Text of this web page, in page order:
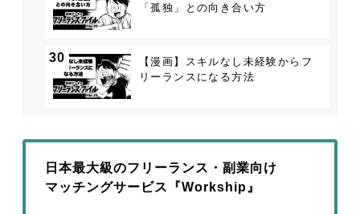
「孤独」との向き合い方
30
【漫画】スキルなし未経験からフ
リーランスになる方法
日本最大級のフリーランス・副業向け
マッチングサービス『Workship』